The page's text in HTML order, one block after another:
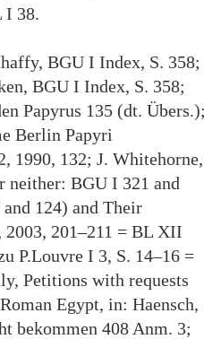
I 38.
BGU I Index, S. 358;
BGU I Index, S. 358;
Papyrus 135 (dt.
Berlin Papyri
1990, 132; J. Whitehorne,
neither: BGU I 321 and
124) and Their
2003, 201–211 = BL XII
P.Louvre I 3, S. 14–16 =
Petitions with requests
Egypt, in: Haensch,
bekommen 408 Anm. 3;